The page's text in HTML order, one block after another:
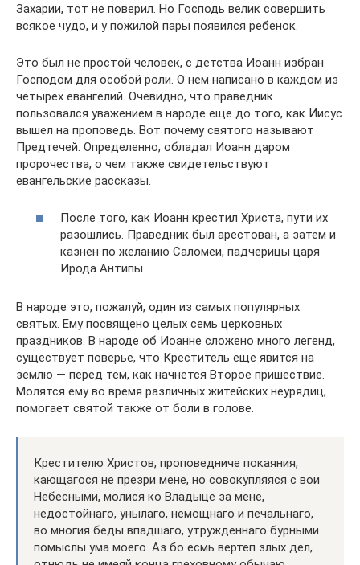
Захарии, тот не поверил. Но Господь велик совершить
всякое чудо, и у пожилой пары появился ребенок.
Это был не простой человек, с детства Иоанн избран
Господом для особой роли. О нем написано в каждом из
четырех евангелий. Очевидно, что праведник
пользовался уважением в народе еще до того, как Иисус
вышел на проповедь. Вот почему святого называют
Предтечей. Определенно, обладал Иоанн даром
пророчества, о чем также свидетельствуют
евангельские рассказы.
После того, как Иоанн крестил Христа, пути их
разошлись. Праведник был арестован, а затем и
казнен по желанию Саломеи, падчерицы царя
Ирода Антипы.
В народе это, пожалуй, один из самых популярных
святых. Ему посвящено целых семь церковных
праздников. В народе об Иоанне сложено много легенд,
существует поверье, что Креститель еще явится на
землю — перед тем, как начнется Второе пришествие.
Молятся ему во время различных житейских неурядиц,
помогает святой также от боли в голове.
Крестителю Христов, проповедниче покаяния,
кающагося не презри мене, но совокупляяся с вoи
Небесными, молися ко Владыце за менe,
недостойнаго, унылаго, немощнaго и печальнаго,
во многия беды впaдшаго, утруждeннаго бурными
пoмыслы ума моего. Аз бо есмь вертеп злых дел,